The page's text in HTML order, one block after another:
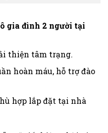
gia đình 2 người tại
thiện tâm trạng.
hoàn máu, hỗ trợ đào
hợp lắp đặt tại nhà